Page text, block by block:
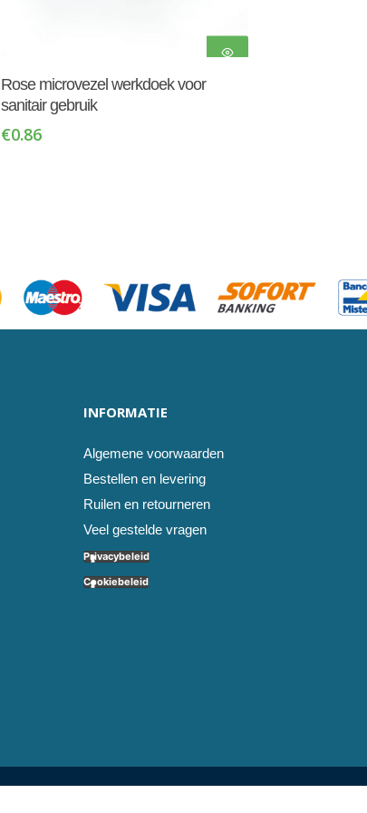
Toevoegen Aan
Winkelwagen
Rose microvezel werkdoek voor
sanitair gebruik
€0.86
INFORMATIE
Algemene voorwaarden
Bestellen en levering
Ruilen en retourneren
Veel gestelde vragen
Privacybeleid
Cookiebeleid